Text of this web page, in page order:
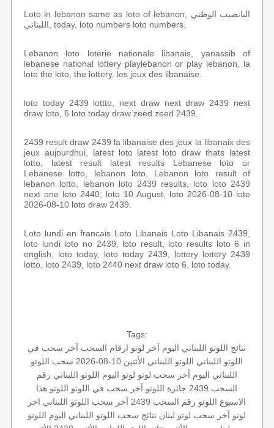
Loto in lebanon same as loto of lebanon, اليانصيب الوطني
اللبناني, today, loto numbers loto numbers.
Lebanon loto loterie nationale libanais, yanassib of
lebanese national lottery playlebanon or play lebanon, la
loto the loto, the lottery, les jeux des libanaise.
loto today 2439 lottto, next draw next draw 2439 next
draw loto, 6 loto today draw zeed zeed 2439.
2439 result draw 2439 la libanaise des jeux la libanaix des
jeux aujourdhui, latest loto latest loto draw thats latest
lotto, latest result latest results Lebanese loto or
Lebanese lotto, lebanon loto, Lebanon loto result of
lebanon lotto, lebanon loto 2439 results, loto loto 2439
next one loto 2440, loto 10 August, loto 2026-08-10 loto
2026-08-10 loto draw 2439.
Loto lundi en francais Loto Libanais Loto Libanais 2439,
loto lundi loto no 2439, loto result, loto results loto 6 in
english, loto today, loto today 2439, lottery lottery 2439
lotto, loto 2439, loto 2440 next draw loto 6, loto today.
Tags:
نتائج اللوتو اللبناني اليوم آخر لوتو ارقام السحب آخر سحب في
اللوتو اللبناني اللوتو اللبناني الأثنين 10-08-2026
سحب اللوتو
اللبناني اليوم أخر سحب لوتو لوتو اليوم اللوتو اللبناني رقم
السحب 2439
جائزة اللوتو آخر سحب في اللوتو اللوتو هذا
الاسبوع اللوتو رقم السحب 2439 آخر سحب اللوتو اللبناني اخر
لوتو آخر سحب لوتو لبنان نتائج سحب اللوتو اللبناني اليوم اللوتو